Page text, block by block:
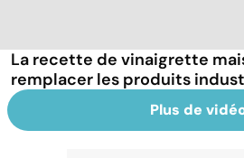
La recette de vinaigrette
remplacer les produits
Plus de